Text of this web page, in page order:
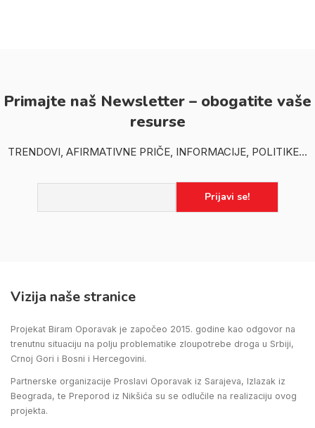
Primajte naš Newsletter – obogatite vaše
resurse
TRENDOVI, AFIRMATIVNE PRIČE, INFORMACIJE, POLITIKE...
Vizija naše stranice
Projekat Biram Oporavak je započeo 2015. godine kao odgovor na
trenutnu situaciju na polju problematike zloupotrebe droga u Srbiji,
Crnoj Gori i Bosni i Hercegovini.
Partnerske organizacije Proslavi Oporavak iz Sarajeva, Izlazak iz
Beograda, te Preporod iz Nikšića su se odlučile na realizaciju ovog
projekta.